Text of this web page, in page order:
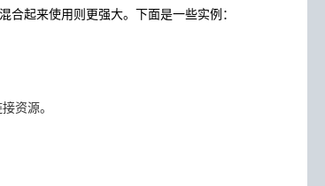
起来使用则更强大。下面是一些实例：
资源。